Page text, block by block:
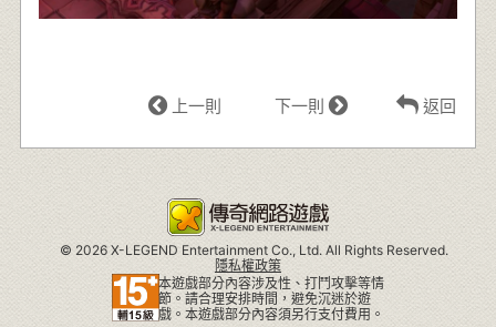
上一則 下一則 返回
© 2026 X-LEGEND Entertainment Co., Ltd. All Rights Reserved.
隱私權政策
本遊戲部分內容涉及性、打鬥攻擊等情
節。請合理安排時間，避免沉迷於遊
戲。本遊戲部分內容須另行支付費用。